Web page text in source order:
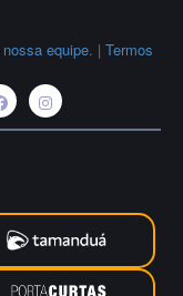
nossa equipe. | Termos